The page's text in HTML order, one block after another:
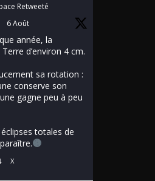
Retweeté
6 Août
année, la
d’environ 4 cm.
sa rotation :
conserve son
gagne peu à peu
totales de
X